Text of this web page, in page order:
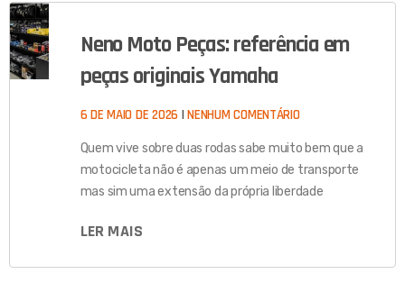
Neno Moto Peças: referência em
peças originais Yamaha
6 DE MAIO DE 2026 NENHUM COMENTÁRIO
Quem vive sobre duas rodas sabe muito bem que a
motocicleta não é apenas um meio de transporte
mas sim uma extensão da própria liberdade
LER MAIS